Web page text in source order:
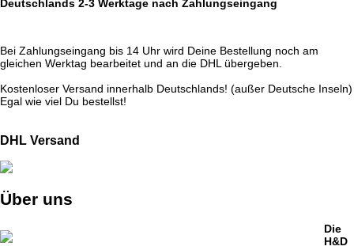
Deutschlands 2-3 Werktage nach Zahlungseingang
Bei Zahlungseingang bis 14 Uhr wird Deine Bestellung noch am
gleichen Werktag bearbeitet und an die DHL übergeben.
Kostenloser Versand innerhalb Deutschlands! (außer Deutsche Inseln)
Egal wie viel Du bestellst!
DHL Versand
Über uns
Die
H&D